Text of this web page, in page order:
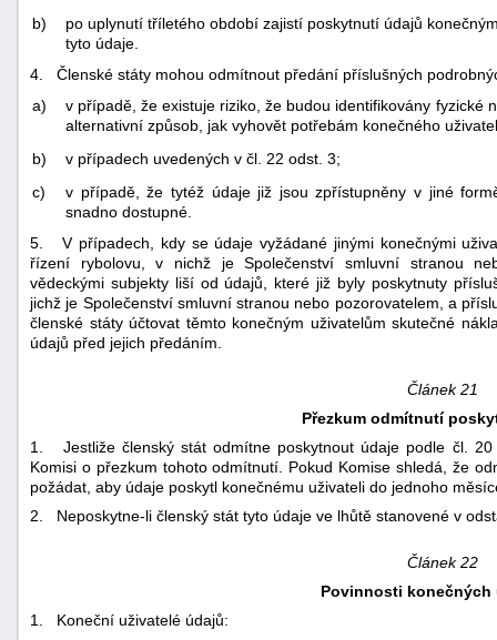
b)
po uplynutí tříletého období zajistí poskytnutí údajů
tyto údaje.
4. Členské státy mohou odmítnout předání příslušných
a)
v případě, že existuje riziko, že budou identifikovány fyzické
alternativní způsob, jak vyhovět potřebám konečného
b)
v případech uvedených v čl. 22 odst. 3;
c)
v případě, že tytéž údaje již jsou zpřístupněny v jiné
snadno dostupné.
5. V případech, kdy se údaje vyžádané jinými konečnými
řízení rybolovu, v nichž je Společenství smluvní stranou
vědeckými subjekty liší od údajů, které již byly poskytnuty
jichž je Společenství smluvní stranou nebo pozorovatelem, a
členské státy účtovat těmto konečným uživatelům skutečné
údajů před jejich předáním.
Článek 21
Přezkum odmítnutí
1. Jestliže členský stát odmítne poskytnout údaje podle čl.
Komisi o přezkum tohoto odmítnutí. Pokud Komise shledá, že
požádat, aby údaje poskytl konečnému uživateli do jednoho
2. Neposkytne-li členský stát tyto údaje ve lhůtě stanovené v
Článek 22
Povinnosti konečných
1. Koneční uživatelé údajů: